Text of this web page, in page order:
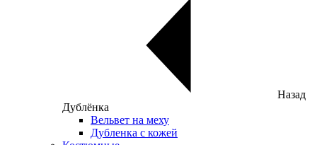
Назад
Дублёнка
Вельвет на меху
Дубленка с кожей